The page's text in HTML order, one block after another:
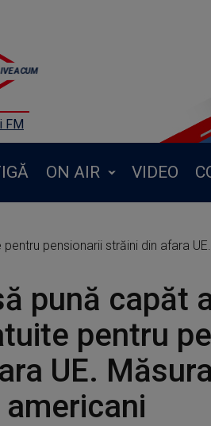
FM
ON AIR VIDEO
pensionarii străini din afara
pună capăt
pentru
UE.